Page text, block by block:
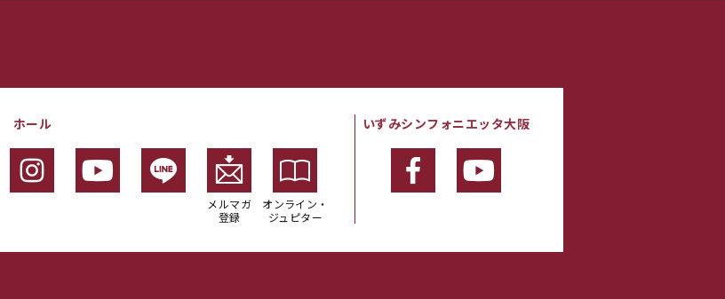
ホール
メルマガ
登録
オンライン・
ジュピター
いずみシンフォニエッタ大阪